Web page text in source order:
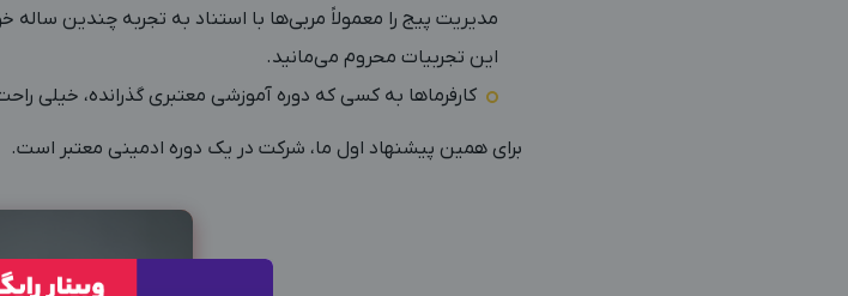
مدیریت پیج را معمولاً مربی‌ها با استناد به تجربه‌ چندین
این تجربیات محروم می‌مانید.
کارفرما‌ها به کسی که دوره آموزشی معتبری گذرانده، خیلی
برای همین پیشنهاد اول ما، شرکت در یک دوره ادمینی معتبر است.